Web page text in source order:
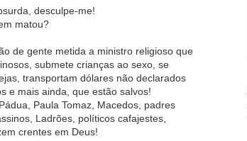
desculpe-me!
matou?
de gente metida a ministro religioso que
submete crianças ao sexo, se
transportam dólares não declarados
e mais ainda, que estão salvos!
Paula Tomaz, Macedos, padres
Ladrões, políticos cafajestes,
crentes em Deus!